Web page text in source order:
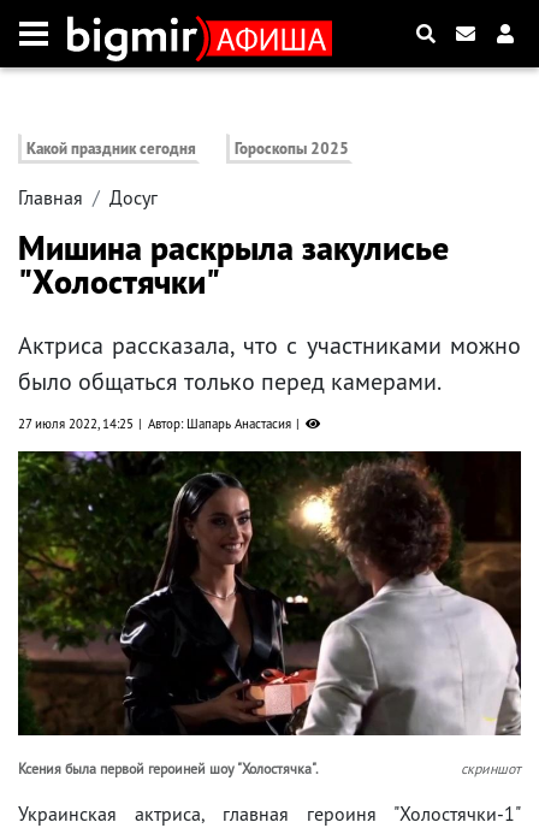
Какой праздник сегодня Гороскопы 2025
Главная Досуг
Мишина раскрыла закулисье
"Холостячки"
Актриса рассказала, что с участниками можно
было общаться только перед камерами.
27 июля 2022, 14:25 Автор: Шапарь Анастасия
Ксения была первой героиней шоу "Холостячка". скриншот
Украинская актриса, главная героиня "Холостячки-1"